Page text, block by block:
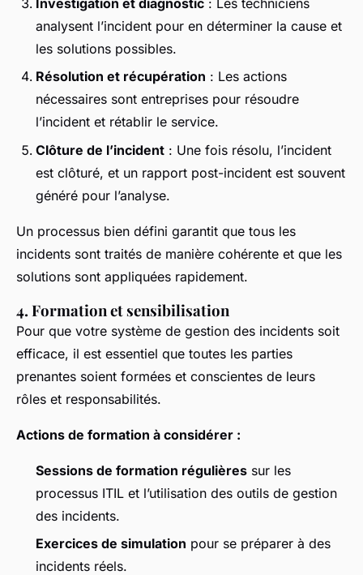
analysent l’incident pour en déterminer la cause et
les solutions possibles.
Résolution et récupération : Les actions
nécessaires sont entreprises pour résoudre
l’incident et rétablir le service.
Clôture de l’incident : Une fois résolu, l’incident
est clôturé, et un rapport post-incident est souvent
généré pour l’analyse.
Un processus bien défini garantit que tous les
incidents sont traités de manière cohérente et que les
solutions sont appliquées rapidement.
4. Formation et sensibilisation
Pour que votre système de gestion des incidents soit
efficace, il est essentiel que toutes les parties
prenantes soient formées et conscientes de leurs
rôles et responsabilités.
Actions de formation à considérer :
Sessions de formation régulières sur les
processus ITIL et l’utilisation des outils de gestion
des incidents.
Exercices de simulation pour se préparer à des
incidents réels.